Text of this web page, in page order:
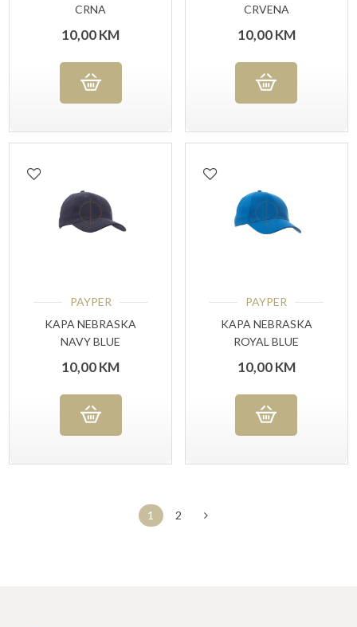
CRNA
10,00KM
CRVENA
10,00KM
PAYPER
KAPA NEBRASKA
NAVY BLUE
10,00KM
PAYPER
KAPA NEBRASKA
ROYAL BLUE
10,00KM
1 2